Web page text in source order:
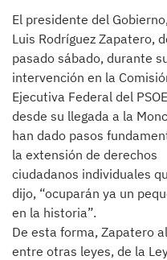
El presidente del
Luis Rodríguez Zapatero,
pasado sábado, durante
intervención en la
Ejecutiva Federal del
desde su llegada a la
han dado pasos
la extensión de derechos
ciudadanos individuales
dijo, “ocuparán ya un
en la historia”.
De esta forma, Zapatero
entre otras leyes, de la